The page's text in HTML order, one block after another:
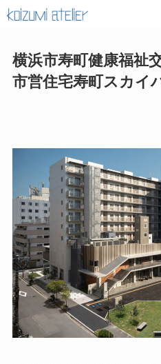
横浜市寿町健康福祉
市営住宅寿町スカイ